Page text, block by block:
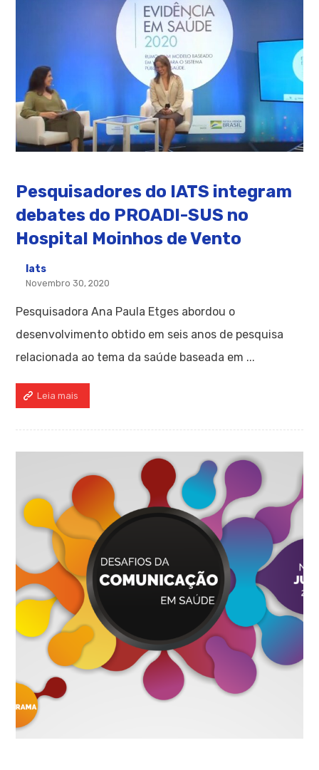
Pesquisadores do IATS integram
debates do PROADI-SUS no
Hospital Moinhos de Vento
Iats
Novembro 30, 2020
Pesquisadora Ana Paula Etges abordou o
desenvolvimento obtido em seis anos de pesquisa
relacionada ao tema da saúde baseada em ...
Leia mais